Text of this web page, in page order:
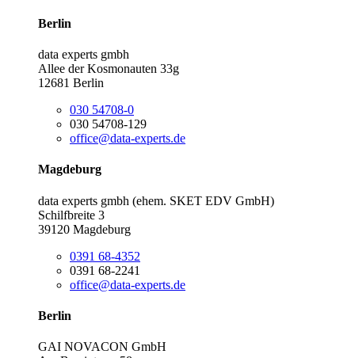
Berlin
data experts gmbh
Allee der Kosmonauten 33g
12681 Berlin
030 54708-0
030 54708-129
office@data-experts.de
Magdeburg
data experts gmbh (ehem. SKET EDV GmbH)
Schilfbreite 3
39120 Magdeburg
0391 68-4352
0391 68-2241
office@data-experts.de
Berlin
GAI NOVACON GmbH